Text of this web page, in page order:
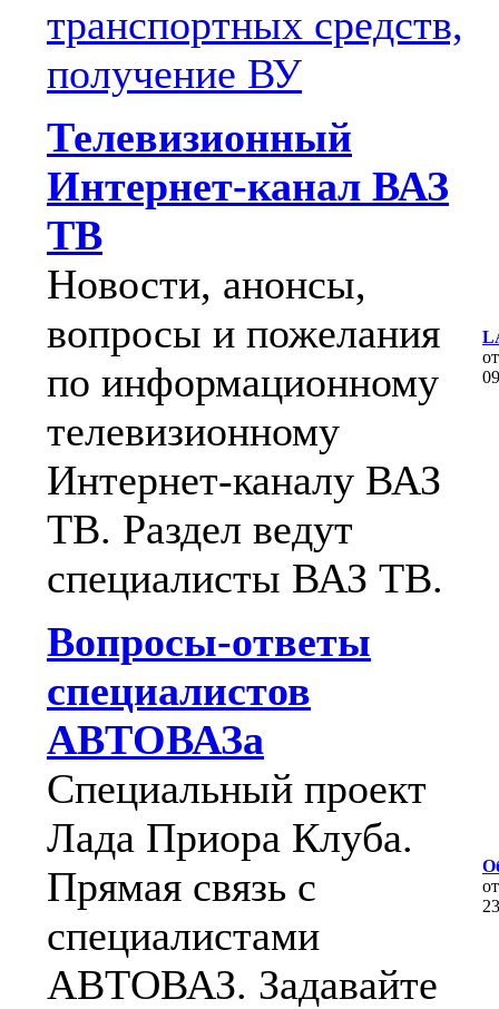
транспортных средств,
получение ВУ
Телевизионный
Интернет-канал ВАЗ
ТВ
Новости, анонсы,
вопросы и пожелания
по информационному
телевизионному
Интернет-каналу ВАЗ
ТВ. Раздел ведут
специалисты ВАЗ ТВ.
Вопросы-ответы
специалистов
АВТОВАЗа
Специальный проект
Лада Приора Клуба.
Прямая связь с
специалистами
АВТОВАЗ. Задавайте